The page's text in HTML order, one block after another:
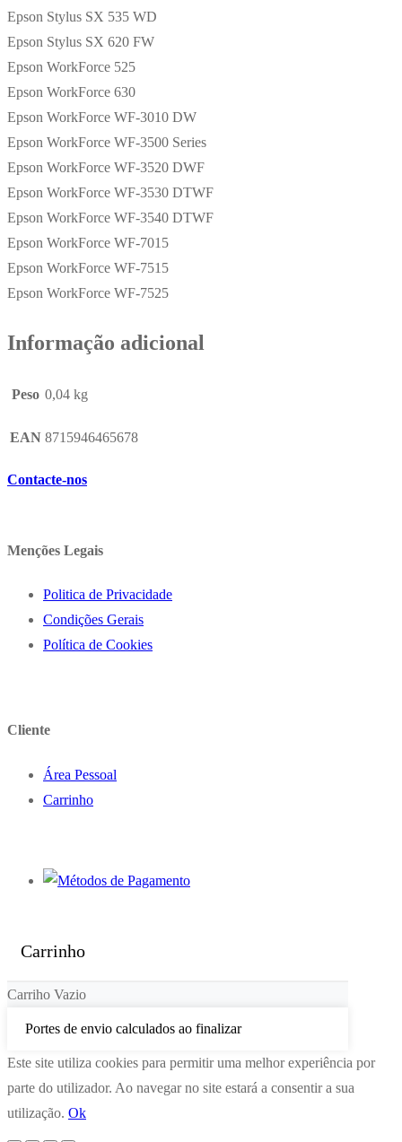
Epson Stylus SX 535 WD
Epson Stylus SX 620 FW
Epson WorkForce 525
Epson WorkForce 630
Epson WorkForce WF-3010 DW
Epson WorkForce WF-3500 Series
Epson WorkForce WF-3520 DWF
Epson WorkForce WF-3530 DTWF
Epson WorkForce WF-3540 DTWF
Epson WorkForce WF-7015
Epson WorkForce WF-7515
Epson WorkForce WF-7525
Informação adicional
Peso 0,04 kg
EAN 8715946465678
Contacte-nos
Menções Legais
Politica de Privacidade
Condições Gerais
Política de Cookies
Cliente
Área Pessoal
Carrinho
Carrinho
Carriho Vazio
Portes de envio calculados ao finalizar
Este site utiliza cookies para permitir uma melhor experiência por
parte do utilizador. Ao navegar no site estará a consentir a sua
utilização. Ok